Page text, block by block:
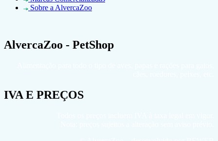
Sobre a AlvercaZoo
AlvercaZoo - PetShop
IVA E PREÇOS